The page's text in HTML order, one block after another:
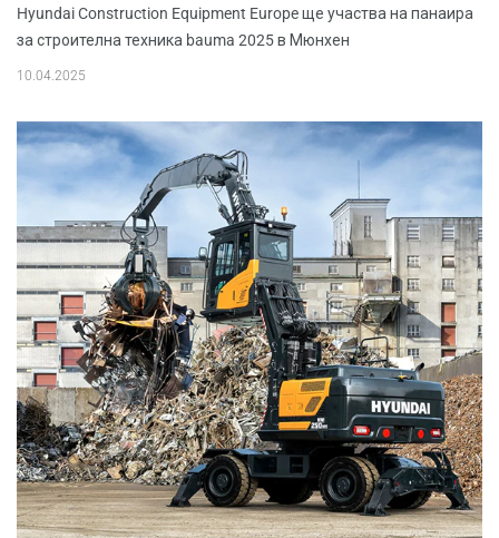
Hyundai Construction Equipment Europe ще участва на панаира
за строителна техника bauma 2025 в Мюнхен
10.04.2025